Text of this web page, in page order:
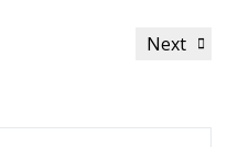
Next
Next